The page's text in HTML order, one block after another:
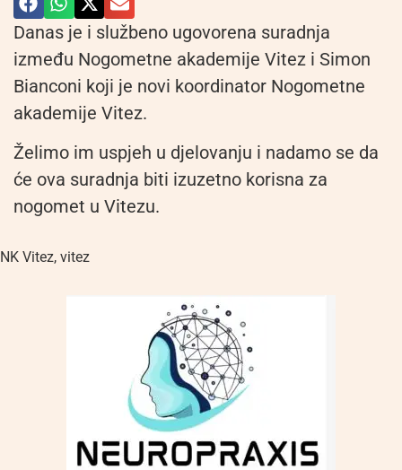
Danas je i službeno ugovorena suradnja
između Nogometne akademije Vitez i Simon
Bianconi koji je novi koordinator Nogometne
akademije Vitez.
Želimo im uspjeh u djelovanju i nadamo se da
će ova suradnja biti izuzetno korisna za
nogomet u Vitezu.
NK Vitez, vitez